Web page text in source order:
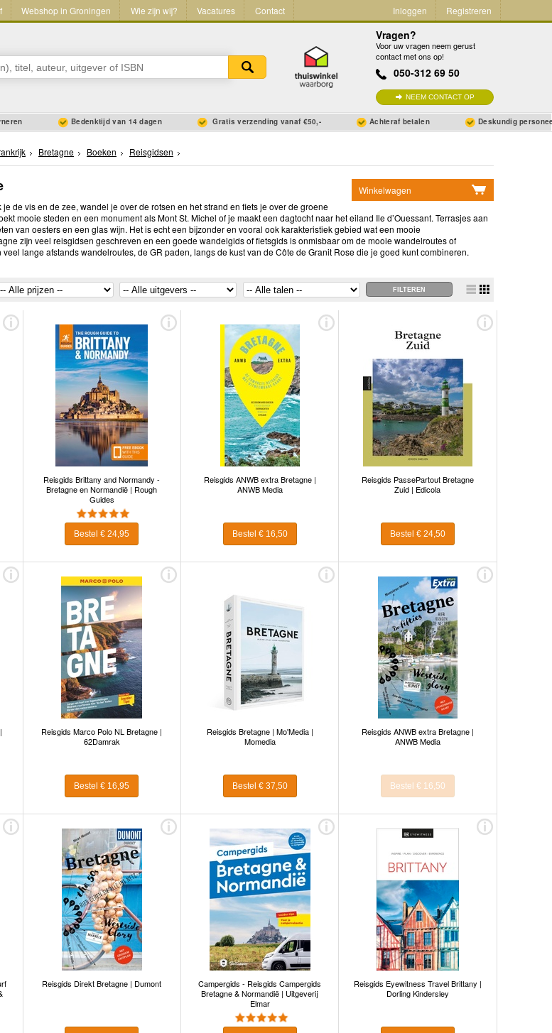
Webshop in Groningen Wie zijn wij? Vacatures Contact Inloggen Registreren
Vragen?
Voor uw vragen neem gerust
contact met ons op!
050-312 69 50
NEEM CONTACT OP
Bedenktijd van 14 dagen Gratis verzending vanaf €50,- Achteraf betalen Deskundig
Bretagne Boeken Reisgidsen
Winkelwagen
Ga naar winkelwagen
de vis en de zee, wandel je over de rotsen en het strand en fiets je over de groene
mooie steden en een monument als Mont St. Michel of je maakt een dagtocht naar het eiland Ile d’Ouessant. Terrasjes aan
van oesters en een glas wijn. Het is echt een bijzonder en vooral ook karakteristiek gebied wat een mooie
zijn veel reisgidsen geschreven en een goede wandelgids of fietsgids is onmisbaar om de mooie wandelroutes of
lange afstands wandelroutes, de GR paden, langs de kust van de Côte de Granit Rose die je goed kunt combineren.
Reisgids Brittany and Normandy -
Bretagne en Normandië | Rough
Guides
Bestel € 24,95
Reisgids ANWB extra Bretagne |
ANWB Media
Bestel € 16,50
Reisgids PassePartout Bretagne
Zuid | Edicola
Bestel € 24,50
Reisgids Marco Polo NL Bretagne |
62Damrak
Bestel € 16,95
Reisgids Bretagne | Mo'Media |
Momedia
Bestel € 37,50
Reisgids ANWB extra Bretagne |
ANWB Media
Bestel € 16,50
Reisgids Direkt Bretagne | Dumont
Campergids - Reisgids Campergids
Bretagne & Normandië | Uitgeverij
Elmar
Reisgids Eyewitness Travel Brittany |
Dorling Kindersley